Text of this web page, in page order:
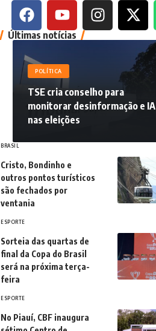
Últimas notícias
POLÍTICA
TSE cria conselho para
monitorar desinformação e IA
nas eleições
BRASIL
Cristo, Bondinho e
outros pontos turísticos
são fechados por
ventania
ESPORTE
Sorteia das quartas de
final da Copa do Brasil
será na próxima terça-
feira
ESPORTE
No Piauí, CBF inaugura